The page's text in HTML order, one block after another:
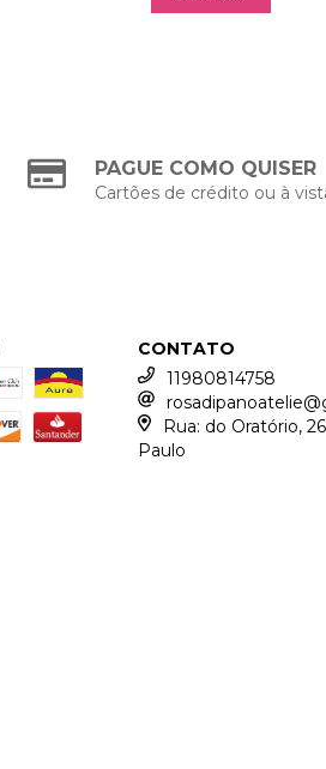
PAGUE COMO QUISER
Cartões de crédito ou à
CONTATO
11980814758
Rua: do Oratório,
Paulo